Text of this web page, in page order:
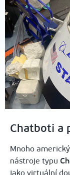
Chatboti a
Mnoho
nástroje typu
jako virtuální